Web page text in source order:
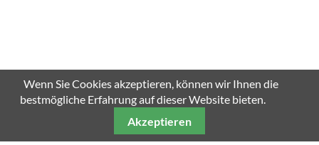
Wenn Sie Cookies akzeptieren, können wir Ihnen die
bestmögliche Erfahrung auf dieser Website bieten.
Akzeptieren